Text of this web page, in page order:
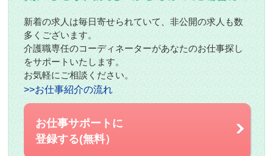
新着の求人は毎日寄せられていて、非公開の求人も数
多くございます。
介護職専任のコーディネーターがあなたのお仕事探し
をサポートいたします。
お気軽にご相談ください。
>>お仕事紹介の流れ
お仕事サポートに
登録する(無料）